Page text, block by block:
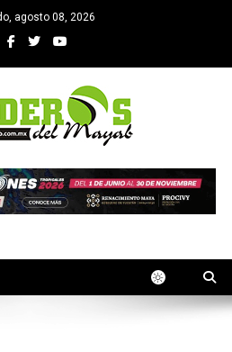
agosto 08, 2026
MAYAB